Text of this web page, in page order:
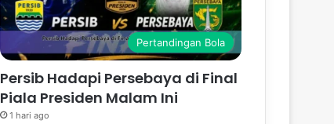
Pertandingan Bola
Persib Hadapi Persebaya di Final
Piala Presiden Malam Ini
1 hari ago